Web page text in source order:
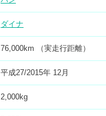
ダイナ
76,000km （実走行距離）
平成27/2015年 12月
2,000kg